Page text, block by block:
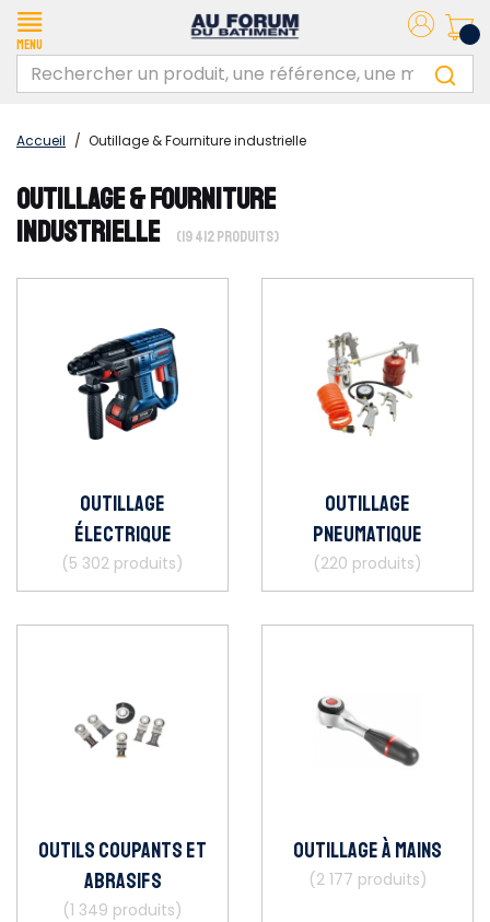
Menu
Accueil / Outillage & Fourniture industrielle
OUTILLAGE & FOURNITURE
INDUSTRIELLE
(19 412 PRODUITS)
Outillage
électrique
(5 302 produits)
Outillage
pneumatique
(220 produits)
Outils coupants et
abrasifs
(1 349 produits)
Outillage à mains
(2 177 produits)